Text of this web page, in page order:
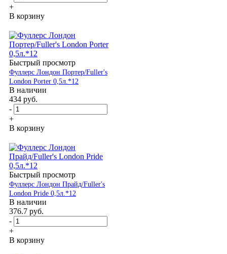
+
В корзину
Быстрый просмотр
Фуллерс Лондон Портер/Fuller's
London Porter 0,5л.*12
В наличии
434 руб.
-
+
В корзину
Быстрый просмотр
Фуллерс Лондон Прайд/Fuller's
London Pride 0,5л.*12
В наличии
376.7 руб.
-
+
В корзину